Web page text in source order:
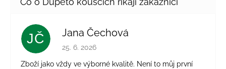
JČ Jana Čechová
Hodnocení obchodu je 5 z 5 hvězdiček.
25. 6. 2026
Zboží jako vždy ve výborné kvalitě. Není to můj první